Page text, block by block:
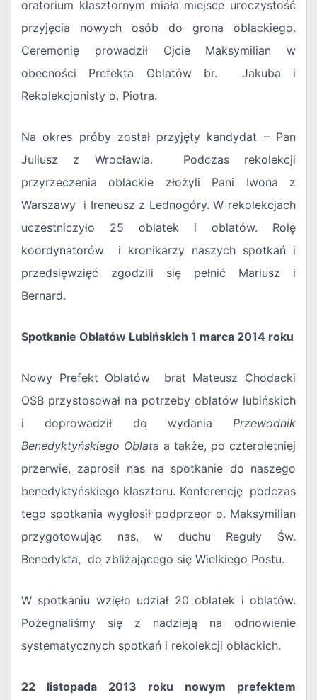
oratorium klasztornym miała miejsce uroczystość
przyjęcia nowych osób do grona oblackiego.
Ceremonię prowadził Ojcie Maksymilian w
obecności Prefekta Oblatów br. Jakuba i
Rekolekcjonisty o. Piotra.
Na okres próby został przyjęty kandydat – Pan
Juliusz z Wrocławia. Podczas rekolekcji
przyrzeczenia oblackie złożyli Pani Iwona z
Warszawy i Ireneusz z Lednogóry. W rekolekcjach
uczestniczyło 25 oblatek i oblatów. Rolę
koordynatorów i kronikarzy naszych spotkań i
przedsięwzięć zgodzili się pełnić Mariusz i
Bernard.
Spotkanie Oblatów Lubińskich 1 marca 2014 roku
Nowy Prefekt Oblatów brat Mateusz Chodacki
OSB przystosował na potrzeby oblatów lubińskich
i doprowadził do wydania Przewodnik
Benedyktyńskiego Oblata a także, po czteroletniej
przerwie, zaprosił nas na spotkanie do naszego
benedyktyńskiego klasztoru. Konferencję podczas
tego spotkania wygłosił podprzeor o. Maksymilian
przygotowując nas, w duchu Reguły Św.
Benedykta, do zbliżającego się Wielkiego Postu.
W spotkaniu wzięło udział 20 oblatek i oblatów.
Pożegnaliśmy się z nadzieją na odnowienie
systematycznych spotkań i rekolekcji oblackich.
22 listopada 2013 roku nowym prefektem